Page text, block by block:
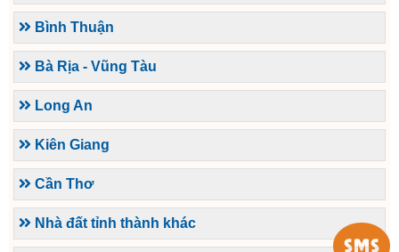
Bình Thuận
Bà Rịa - Vũng Tàu
Long An
Kiên Giang
Cần Thơ
Nhà đất tỉnh thành khác